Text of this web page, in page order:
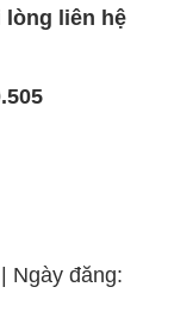
lòng liên hệ
Ngày đăng: